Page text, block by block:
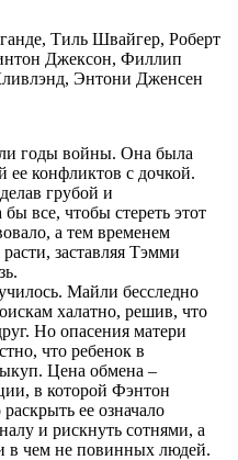
Тиль Швайгер, Роберт
Джексон, Филлип
Энтони Дженсен
годы войны. Она была
ее конфликтов с дочкой.
грубой и
все, чтобы стереть этот
а тем временем
заставляя Тэмми
Майли бесследно
халатно, решив, что
Но опасения матери
что ребенок в
Цена обмена –
в которой Фэнтон
ее означало
и рискнуть сотнями, а
в чем не повинных людей.